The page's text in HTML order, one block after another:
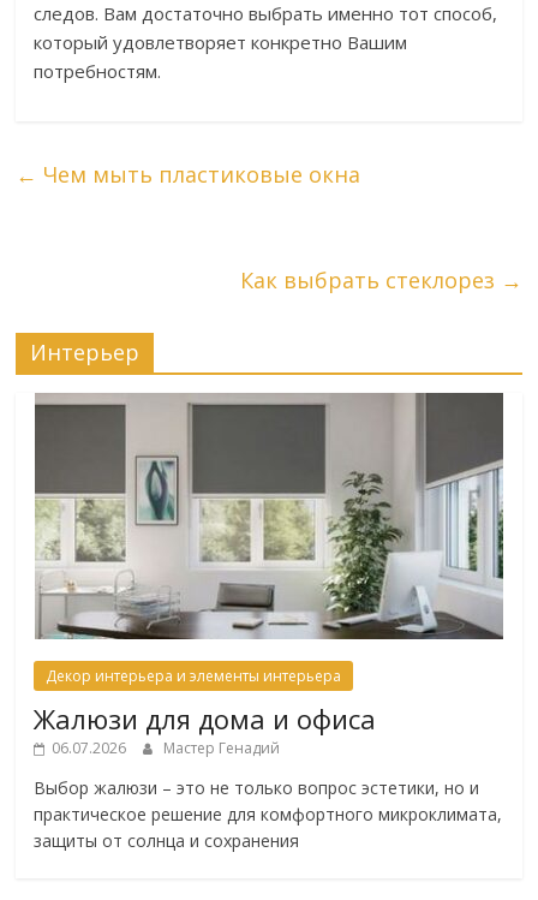
следов. Вам достаточно выбрать именно тот способ,
который удовлетворяет конкретно Вашим
потребностям.
← Чем мыть пластиковые окна
Как выбрать стеклорез →
Интерьер
Декор интерьера и элементы интерьера
Жалюзи для дома и офиса
06.07.2026 Мастер Генадий
Выбор жалюзи – это не только вопрос эстетики, но и
практическое решение для комфортного микроклимата,
защиты от солнца и сохранения